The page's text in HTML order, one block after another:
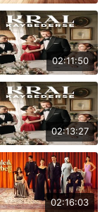
02:11:50
02:13:27
02:16:03